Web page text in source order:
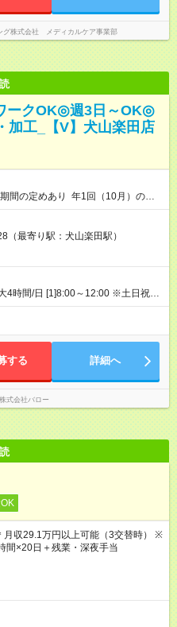
グ株式会社 メディカルケア事業部
ークOK◎週3日～OK◎
加工_【V】犬山楽田店
用時と同じです。
（最寄り駅：犬山楽田駅）
4時間/日 [1]8:00～12:00 ※土日祝は
タイマー（7:30～15:30）希望の方
する 詳細へ
株式会社バロー
月収29.1万円以上可能（3交替時） ※
間×20日＋残業・深夜手当